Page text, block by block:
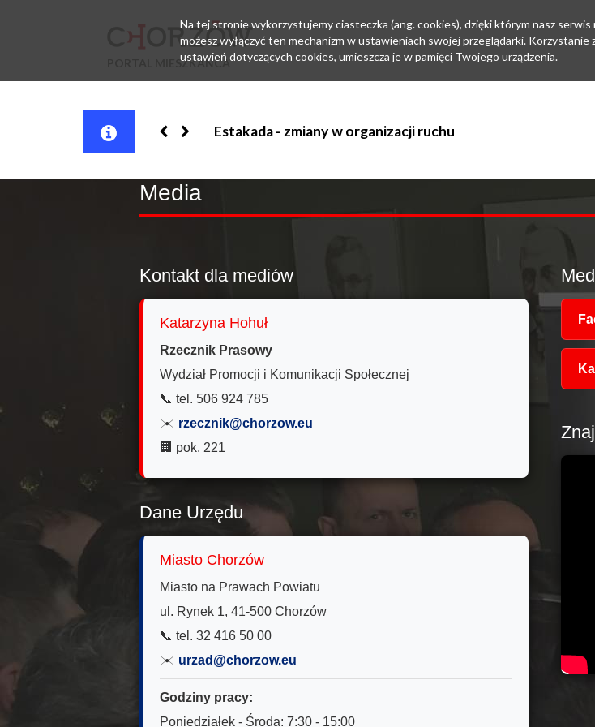
PORTAL MIESZKAŃCA
organizacji ruchu
Media
Kontakt dla mediów
Katarzyna Hohuł
Rzecznik Prasowy
Wydział Promocji i Komunikacji Społecznej
📞 tel. 506 924 785
✉️ rzecznik@chorzow.eu
🏢 pok. 221
Dane Urzędu
Miasto Chorzów
Miasto na Prawach Powiatu
ul. Rynek 1, 41-500 Chorzów
📞 tel. 32 416 50 00
✉️ urzad@chorzow.eu
Godziny pracy:
Poniedziałek - Środa: 7:30 - 15:00
Na tej stronie wykorzystujemy ciasteczka (ang. cookies), dzięki którym nasz serwis
możesz wyłączyć ten mechanizm w ustawieniach swojej przeglądarki. Korzystanie
ustawień dotyczących cookies, umieszcza je w pamięci Twojego urządzenia.